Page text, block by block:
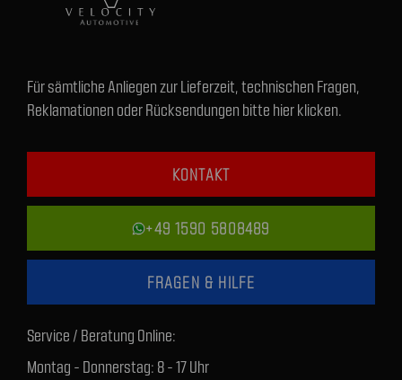
Für sämtliche Anliegen zur Lieferzeit, technischen Fragen,
Reklamationen oder Rücksendungen bitte hier klicken.
KONTAKT
+49 1590 5808489
FRAGEN & HILFE
Service / Beratung Online:
Montag - Donnerstag: 8 - 17 Uhr